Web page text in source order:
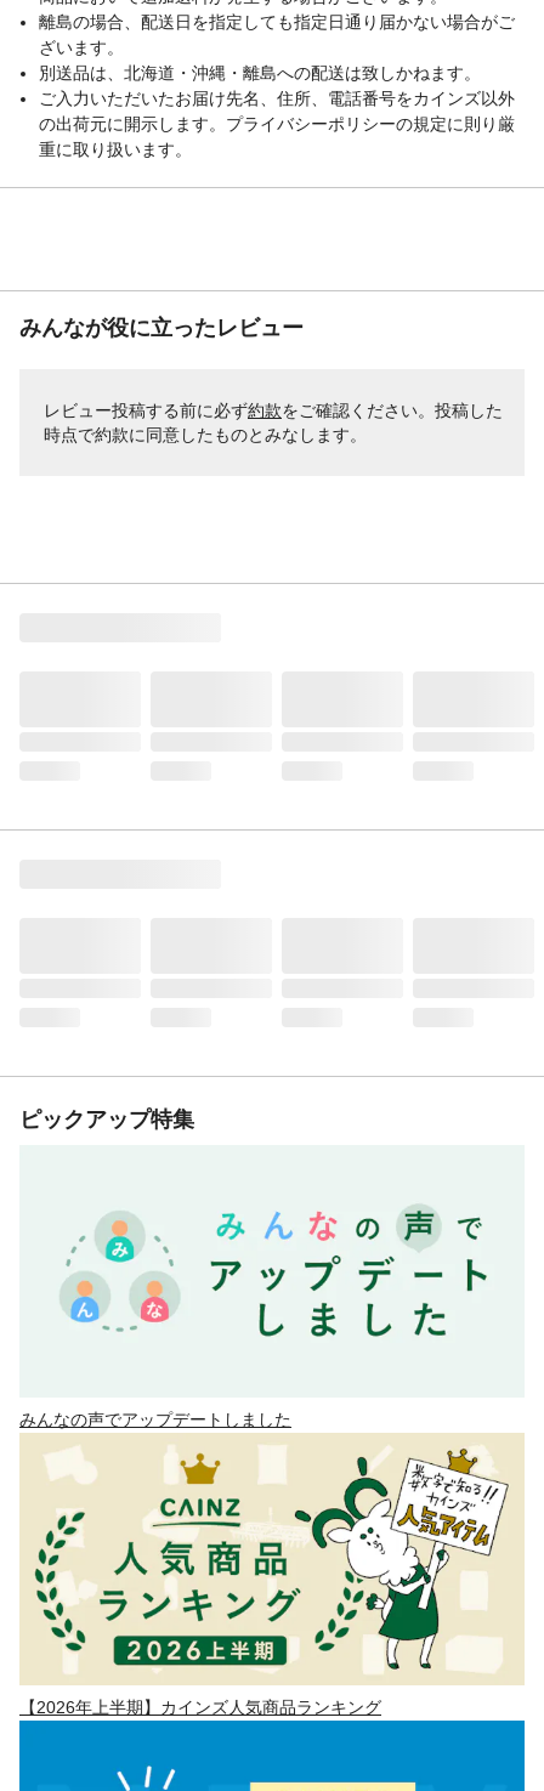
離島の場合、配送日を指定しても指定日通り届かない場合がご
ざいます。
別送品は、北海道・沖縄・離島への配送は致しかねます。
ご入力いただいたお届け先名、住所、電話番号をカインズ以外
の出荷元に開示します。プライバシーポリシーの規定に則り厳
重に取り扱います。
みんなが役に立ったレビュー
レビュー投稿する前に必ず約款をご確認ください。投稿した
時点で約款に同意したものとみなします。
ピックアップ特集
みんなの声でアップデートしました
【2026年上半期】カインズ人気商品ランキング